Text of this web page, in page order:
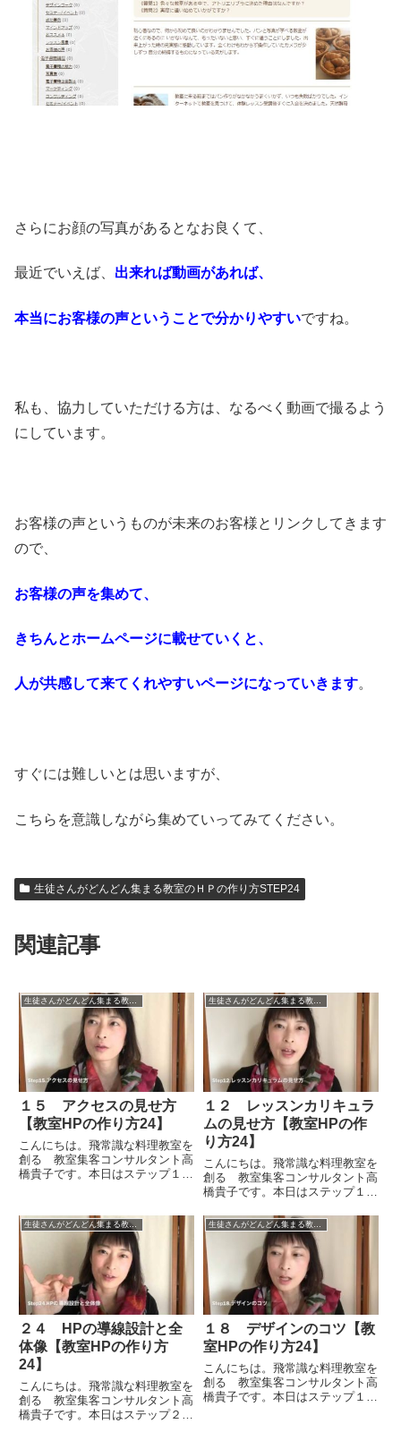
さらにお顔の写真があるとなお良くて、
最近でいえば、 出来れば動画があれば、
本当にお客様の声ということで分かりやすいですね。
私も、協力していただける方は、なるべく動画で撮るよう
にしています。
お客様の声というものが未来のお客様とリンクしてきます
ので、
お客様の声を集めて、
きちんとホームページに載せていくと、
人が共感して来てくれやすいページになっていきます。
すぐには難しいとは思いますが、
こちらを意識しながら集めていってみてください。
生徒さんがどんどん集まる教室のＨＰの作り方STEP24
関連記事
生徒さんがどんどん集まる教室のＨＰの作り方STEP24
１５ アクセスの見せ方
【教室HPの作り方24】
こんにちは。飛常識な料理教室を
創る 教室集客コンサルタント高
橋貴子です。本日はステップ１５
たいと思います。特に自宅教室の
場合は、アクセスの見せ方につい
ていろいろなお悩みをお聞きま
す...
生徒さんがどんどん集まる教室のＨＰの作り方STEP24
１２ レッスンカリキュラ
ムの見せ方【教室HPの作
り方24】
こんにちは。飛常識な料理教室を
創る 教室集客コンサルタント高
橋貴子です。本日はステップ１２
ラムの見せ方」についてお話をし
たいと思います。レッスンのカリ
キュラムはコンセプトに沿った形
で組まれていきますが、コース
で...
生徒さんがどんどん集まる教室のＨＰの作り方STEP24
２４ HPの導線設計と全
体像【教室HPの作り方
24】
こんにちは。飛常識な料理教室を
創る 教室集客コンサルタント高
橋貴子です。本日はステップ２４
１８ デザインのコツ【教
室HPの作り方24】
こんにちは。飛常識な料理教室を
創る 教室集客コンサルタント高
橋貴子です。本日はステップ１８